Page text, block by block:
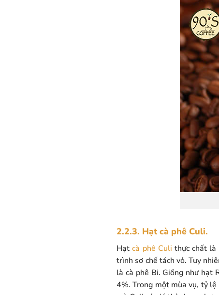
2.2.3. Hạt cà phê Culi.
Hạtcà phê Culi thực chất là
trình sơ chế tách vỏ. Tuy
là cà phê Bi. Giống như hạt
4%. Trong một mùa vụ, tỷ